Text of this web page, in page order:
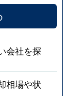
会社を探
相場や状